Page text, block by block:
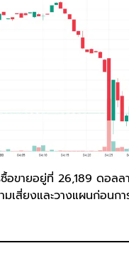
อขายอยู่ที่ 26,189 ดอล
เสี่ยงและวางแผนก่อนก